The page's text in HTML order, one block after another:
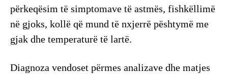
përkeqësim të simptomave të astmës, fishkëllimë
në gjoks, kollë që mund të nxjerrë pështymë me
gjak dhe temperaturë të lartë.
Diagnoza vendoset përmes analizave dhe matjes